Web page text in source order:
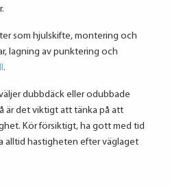
som hjulskifte, montering och
lagning av punktering och
.
dubbdäck eller odubbade
är det viktigt att tänka på att
Kör försiktigt, ha gott med tid
alltid hastigheten efter väglaget